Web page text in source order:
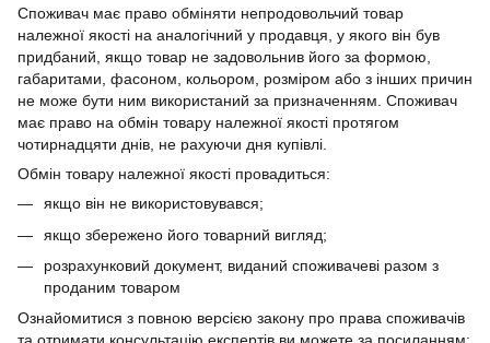
Споживач має право обміняти непродовольчий товар
належної якості на аналогічний у продавця, у якого він був
придбаний, якщо товар не задовольнив його за формою,
габаритами, фасоном, кольором, розміром або з інших причин
не може бути ним використаний за призначенням. Споживач
має право на обмін товару належної якості протягом
чотирнадцяти днів, не рахуючи дня купівлі.
Обмін товару належної якості провадиться:
якщо він не використовувався;
якщо збережено його товарний вигляд;
розрахунковий документ, виданий споживачеві разом з
проданим товаром
Ознайомитися з повною версією закону про права споживачів